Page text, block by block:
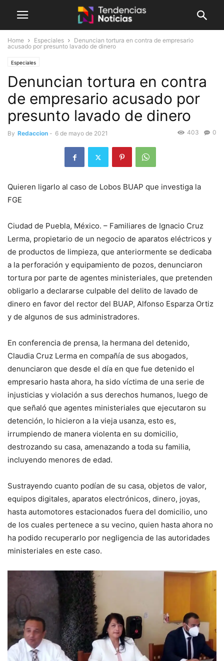
Home Especiales
Denuncian tortura en contra de empresario
acusado por presunto lavado de dinero
Especiales
Denuncian tortura en contra
de empresario acusado por
presunto lavado de dinero
By Redaccion - 6 de mayo de 2021 0
403
Quieren ligarlo al caso de Lobos BUAP que investiga la
FGE
Ciudad de Puebla, México. – Familiares de Ignacio Cruz
Lerma, propietario de un negocio de aparatos eléctricos y
de productos de limpieza, que anteriormente se dedicaba
a la perforación y equipamiento de pozos, denunciaron
tortura por parte de agentes ministeriales, que pretenden
obligarlo a declararse culpable del delito de lavado de
dinero en favor del rector del BUAP, Alfonso Esparza Ortiz
y de algunos de sus administradores.
En conferencia de prensa, la hermana del detenido,
Claudia Cruz Lerma en compañía de sus abogados,
denunciaron que desde el día en que fue detenido el
empresario hasta ahora, ha sido víctima de una serie de
injusticias y violación a sus derechos humanos, luego de
que señaló que agentes ministeriales que ejecutaron su
detención, lo hicieron a la vieja usanza, esto es,
irrumpiendo de manera violenta en su domicilio,
destrozando su casa, amenazando a toda su familia,
incluyendo menores de edad.
Sustrayendo cuanto podían de su casa, objetos de valor,
equipos digitales, aparatos electrónicos, dinero, joyas,
hasta automotores estacionados fuera del domicilio, uno
de los cuales pertenece a su vecino, quien hasta ahora no
ha podido recuperarlo por negligencia de las autoridades
ministeriales en este caso.